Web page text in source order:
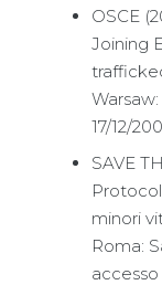
OSCE
Joining
17/12/
SAVE
minori
Roma:
accesso